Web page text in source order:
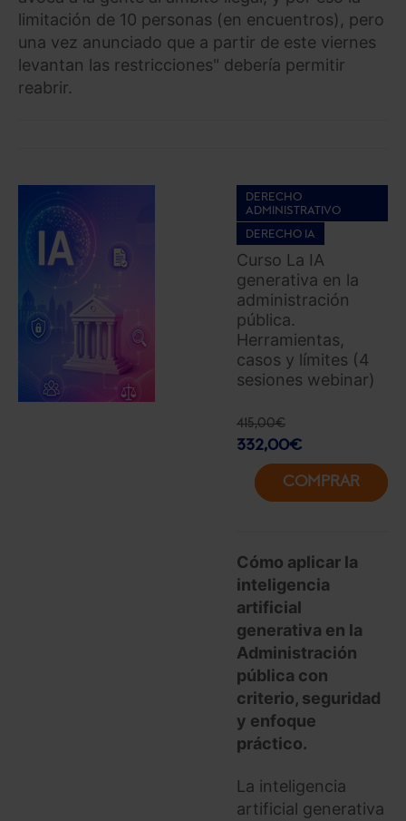
limitación de 10 personas (en encuentros), pero
una vez anunciado que a partir de este viernes
levantan las restricciones" debería permitir
reabrir.
DERECHO
ADMINISTRATIVO
DERECHO IA
Curso La IA
generativa en la
administración
pública.
Herramientas,
casos y límites (4
sesiones webinar)
415,00€
332,00€
COMPRAR
Cómo aplicar la
inteligencia
artificial
generativa en la
Administración
pública con
criterio, seguridad
y enfoque
práctico.
La inteligencia
artificial generativa